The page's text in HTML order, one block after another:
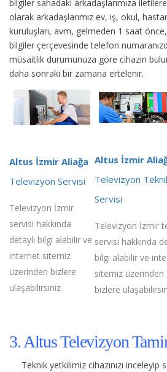
bilgiler sahadaki arkadaşlarımıza
olarak arkadaşlarımız ev, iş, okul,
kuruluşları, avm, gelmeden 1 saat
bilgiler çerçevesinde telefon
müsaitlik durumunuza göre cihazın
daha sonraki bir zamana ertelenir.
Altus İzmir Aliağa
Televizyon Servisi
Televizyon İzmir
servisi hakkında
detaylı bilgi alabilir ve
internet sitemiz
üzerinden bizlere
ulaşabilirsiniz
Altus İzmir
Televizyon
Servisi
Televizyon İzmir
servisi hakkında
bilgi alabilir ve
sitemiz üzerinden
bizlere
3. Altus Televizyon
Teknik yetkilimiz cihazınızı inceleyip